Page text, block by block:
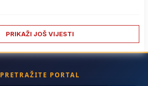
PRIKAŽI JOŠ VIJESTI
PRETRAŽITE PORTAL